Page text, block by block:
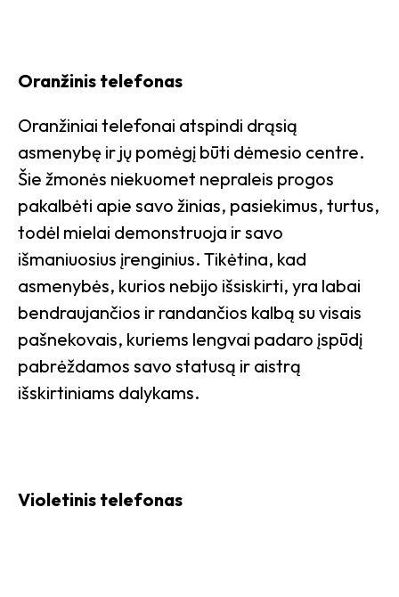
Oranžinis telefonas
Oranžiniai telefonai atspindi drąsią
asmenybę ir jų pomėgį būti dėmesio centre.
Šie žmonės niekuomet nepraleis progos
pakalbėti apie savo žinias, pasiekimus, turtus,
todėl mielai demonstruoja ir savo
išmaniuosius įrenginius. Tikėtina, kad
asmenybės, kurios nebijo išsiskirti, yra labai
bendraujančios ir randančios kalbą su visais
pašnekovais, kuriems lengvai padaro įspūdį
pabrėždamos savo statusą ir aistrą
išskirtiniams dalykams.
Violetinis telefonas